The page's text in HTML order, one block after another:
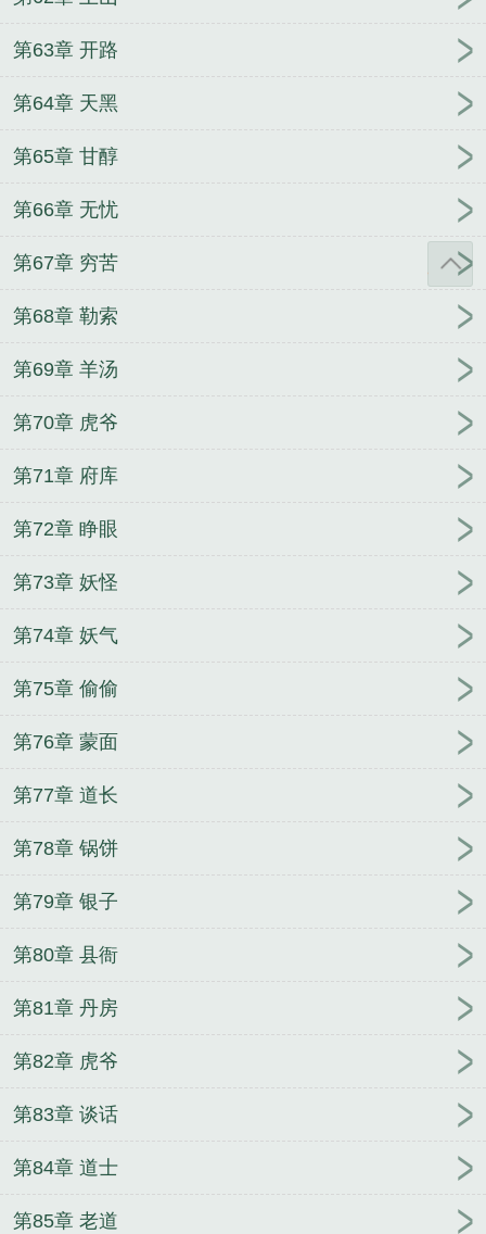
第63章 开路
第64章 天黑
第65章 甘醇
第66章 无忧
第67章 穷苦
第68章 勒索
第69章 羊汤
第70章 虎爷
第71章 府库
第72章 睁眼
第73章 妖怪
第74章 妖气
第75章 偷偷
第76章 蒙面
第77章 道长
第78章 锅饼
第79章 银子
第80章 县衙
第81章 丹房
第82章 虎爷
第83章 谈话
第84章 道士
第85章 老道